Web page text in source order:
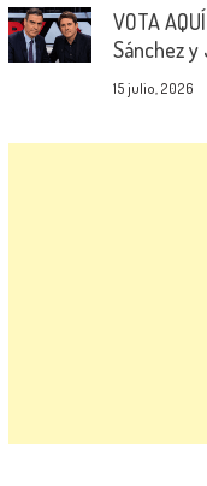
VOTA
Sánchez
15 julio, 2026